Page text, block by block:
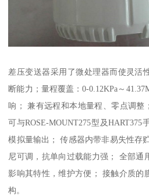
差压变送器采用了微处理器而使灵活
断能力；量程覆盖：0-0.12KPa～
响； 兼有远程和本地量程、零点调整
可与ROSE-MOUNT275型及
模拟量输出； 传感器内带非易失性存
尼可调，抗单向过载能力强； 全部通
影响其特性，维护方便； 接触介质的
构。